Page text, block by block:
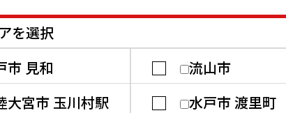
を選択
市 見和
流山市
大宮市 玉川村駅
水戸市 渡里町